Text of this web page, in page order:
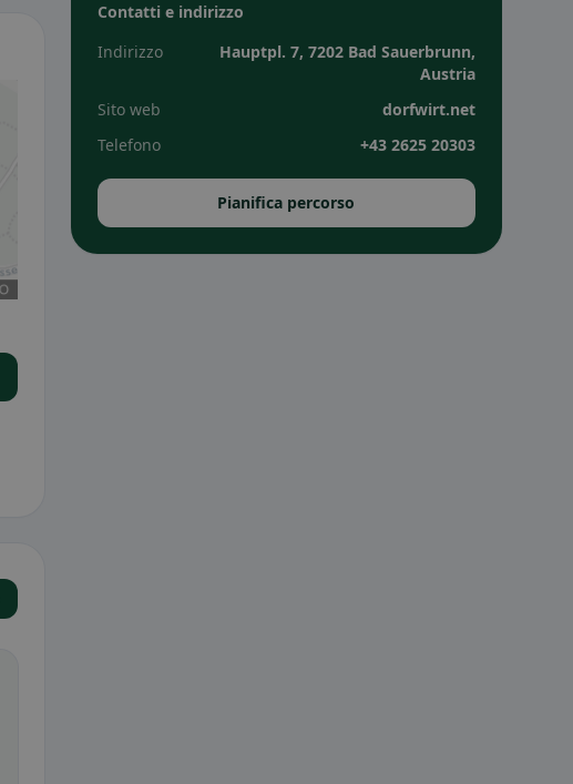
Contatti e indirizzo
Indirizzo
Hauptpl. 7, 7202 Bad Sauerbrunn,
Austria
Sito web
dorfwirt.net
Telefono
+43 2625 20303
Pianifica percorso